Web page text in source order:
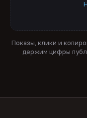
Показы, клики и
держим цифры